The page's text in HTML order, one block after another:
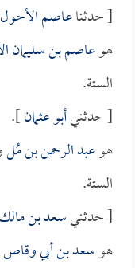
[ حدثناعاصم الأحول
هوعاصم بن سليمان
الستة.
[ حدثنيأبو عثمان].
هوعبد الرحمن بن مُل
الستة.
[ حدثنيسعد بن مالك
هوسعد بن أبي وقاص